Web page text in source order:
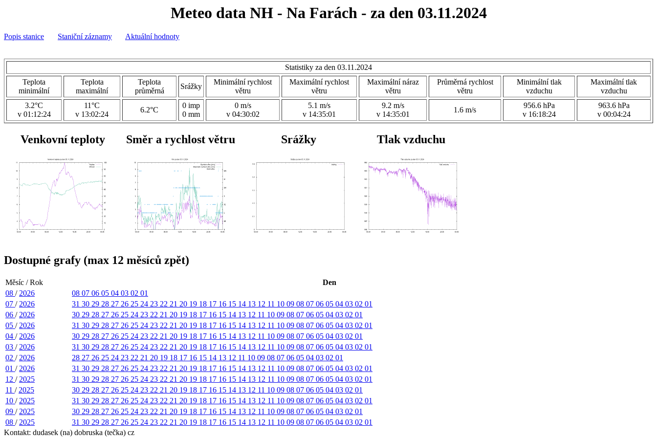
Meteo data NH - Na Farách - za den 03.11.2024
Popis stanice Staniční záznamy Aktuální hodnoty
Statistiky za den 03.11.2024
Teplota
minimální
Teplota
maximální
Teplota
průměrná
Srážky
Minimální rychlost
větru
Maximální rychlost
větru
Maximální náraz
větru
Průměrná rychlost
větru
Minimální tlak
vzduchu
Maximální tlak
vzduchu
3.2°C
v 01:12:24
11°C
v 13:02:24
6.2°C
0 imp
0 mm
0 m/s
v 04:30:02
5.1 m/s
v 14:35:01
9.2 m/s
v 14:35:01
1.6 m/s
956.6 hPa
v 16:18:24
963.6 hPa
v 00:04:24
Venkovní teploty Směr a rychlost větru Srážky Tlak vzduchu
Dostupné grafy (max 12 měsíců zpět)
Měsíc / Rok
Den
08 / 2026 08 07 06 05 04 03 02 01
07 / 2026 31 30 29 28 27 26 25 24 23 22 21 20 19 18 17 16 15 14 13 12 11 10 09 08 07 06 05 04 03 02 01
06 / 2026 30 29 28 27 26 25 24 23 22 21 20 19 18 17 16 15 14 13 12 11 10 09 08 07 06 05 04 03 02 01
05 / 2026 31 30 29 28 27 26 25 24 23 22 21 20 19 18 17 16 15 14 13 12 11 10 09 08 07 06 05 04 03 02 01
04 / 2026 30 29 28 27 26 25 24 23 22 21 20 19 18 17 16 15 14 13 12 11 10 09 08 07 06 05 04 03 02 01
03 / 2026 31 30 29 28 27 26 25 24 23 22 21 20 19 18 17 16 15 14 13 12 11 10 09 08 07 06 05 04 03 02 01
02 / 2026 28 27 26 25 24 23 22 21 20 19 18 17 16 15 14 13 12 11 10 09 08 07 06 05 04 03 02 01
01 / 2026 31 30 29 28 27 26 25 24 23 22 21 20 19 18 17 16 15 14 13 12 11 10 09 08 07 06 05 04 03 02 01
12 / 2025 31 30 29 28 27 26 25 24 23 22 21 20 19 18 17 16 15 14 13 12 11 10 09 08 07 06 05 04 03 02 01
11 / 2025 30 29 28 27 26 25 24 23 22 21 20 19 18 17 16 15 14 13 12 11 10 09 08 07 06 05 04 03 02 01
10 / 2025 31 30 29 28 27 26 25 24 23 22 21 20 19 18 17 16 15 14 13 12 11 10 09 08 07 06 05 04 03 02 01
09 / 2025 30 29 28 27 26 25 24 23 22 21 20 19 18 17 16 15 14 13 12 11 10 09 08 07 06 05 04 03 02 01
08 / 2025 31 30 29 28 27 26 25 24 23 22 21 20 19 18 17 16 15 14 13 12 11 10 09 08 07 06 05 04 03 02 01
Kontakt: dudasek (na) dobruska (tečka) cz